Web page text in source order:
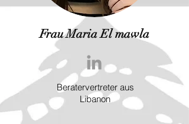
Frau Maria El mawla
Beratervertreter aus
Libanon